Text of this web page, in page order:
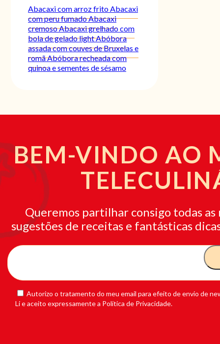
Abacaxi com arroz fritoAbacaxi
com peru fumadoAbacaxi
cremosoAbacaxi grelhado com
bola de gelado lightAbóbora
assada com couves de Bruxelas e
romãAbóbora recheada com
quinoa e sementes de sésamo
BEM-VINDO AO
Queremos partilhar consigo todas as
sugestões de receitas e fantásticas
Autorizo o tratamento do meu email para efeito de envio de
Li e aceito expressamente a Política de Privacidade.